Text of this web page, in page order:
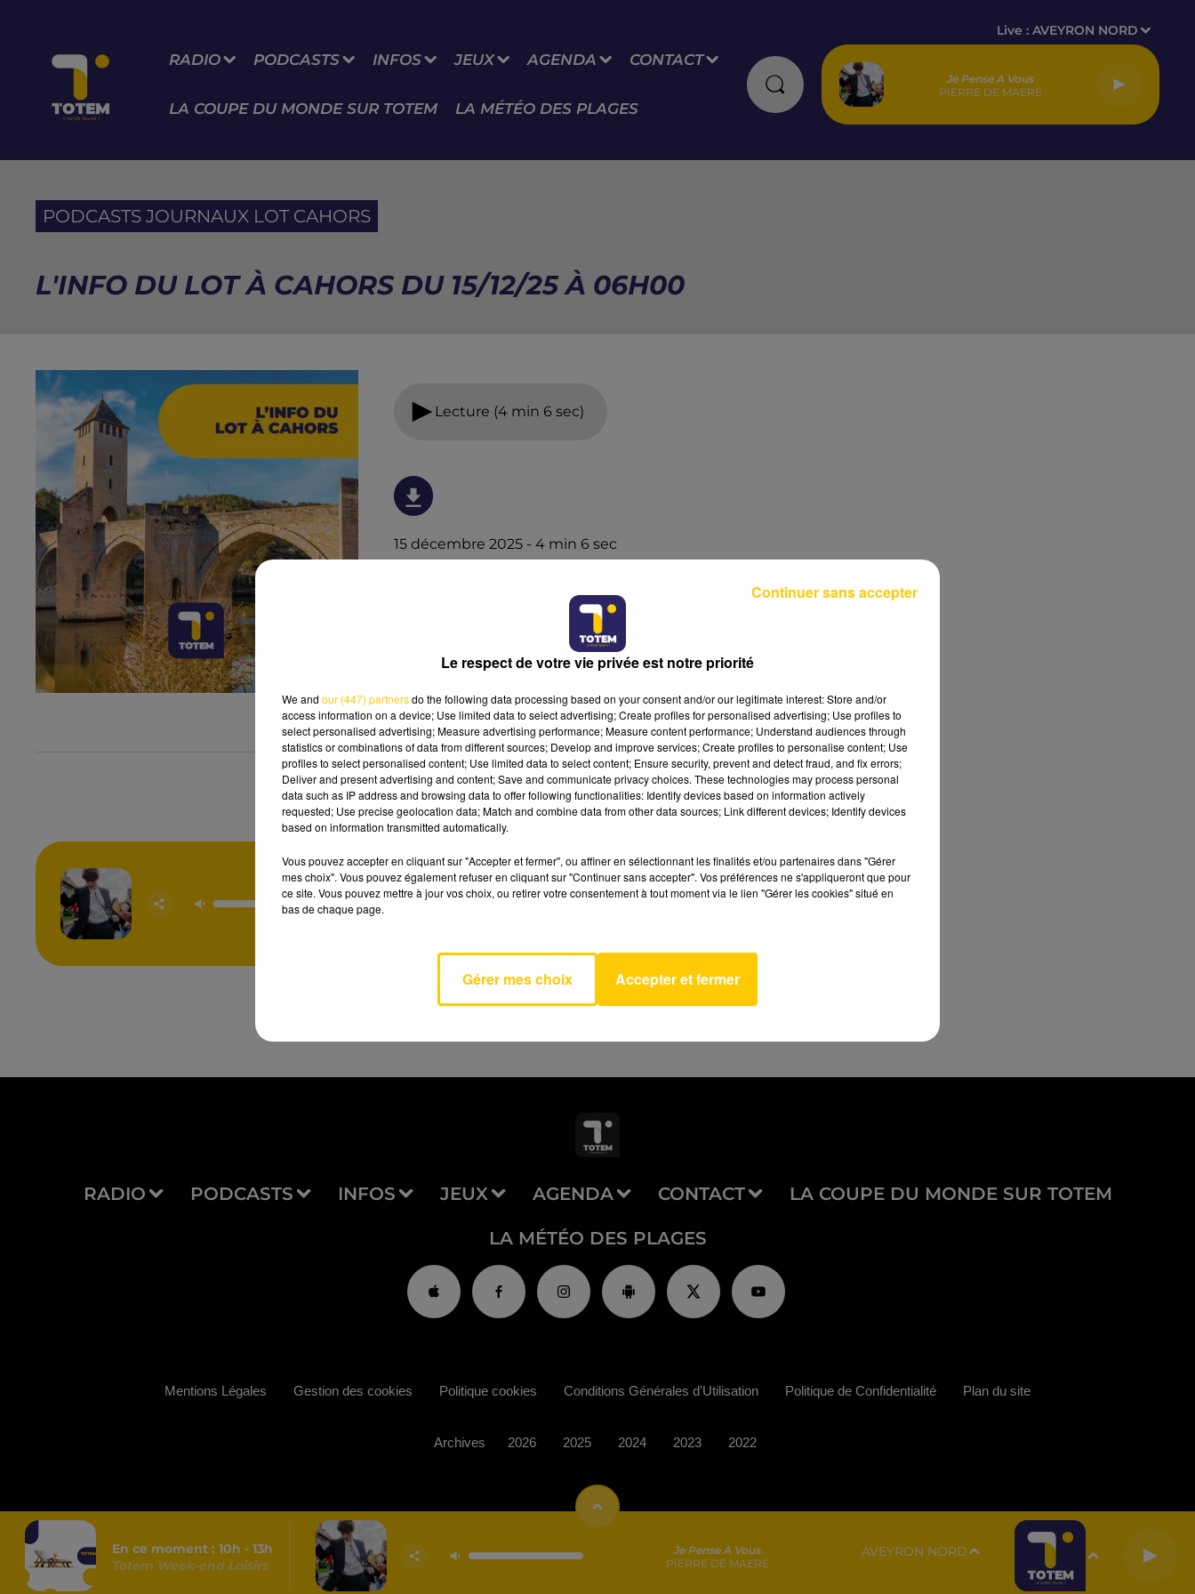
RADIO PODCASTS INFOS JEUX AGENDA CONTACT
LA COUPE DU MONDE SUR TOTEM LA MÉTÉO DES PLAGES
Live :AVEYRON NORD
Je Pense A Vous
PIERRE DE MAERE
PODCASTS JOURNAUX LOT CAHORS
L'INFO DU LOT À CAHORS DU 15/12/25 À 06H00
Lecture (4 min 6 sec)
15 décembre 2025 - 4 min 6 sec
Je Pense A Vous
PIERRE DE
MAERE
AVEYRON NORD
RADIO PODCASTS INFOS JEUX AGENDA CONTACT LA COUPE DU MONDE SUR TOTEM
LA MÉTÉO DES PLAGES
En ce moment : 10h - 13h
Totem Week-end Loisirs
Je Pense A Vous
PIERRE DE MAERE
AVEYRON NORD
Mentions Légales Gestion des cookies Politique cookies Conditions Générales d'Utilisation Politique de Confidentialité Plan du site
Archives 2026 2025 2024 2023 2022
Le respect de votre vie privée est notre priorité
We and our (447) partnersdo the following data processing based on your consent and/or our legitimate interest: Store and/or
access information on a device; Use limited data to select advertising; Create profiles for personalised advertising; Use profiles to
select personalised advertising; Measure advertising performance; Measure content performance; Understand audiences through
statistics or combinations of data from different sources; Develop and improve services; Create profiles to personalise content; Use
profiles to select personalised content; Use limited data to select content; Ensure security, prevent and detect fraud, and fix errors;
Deliver and present advertising and content; Save and communicate privacy choices. These technologies may process personal
data such as IP address and browsing data to offer following functionalities: Identify devices based on information actively
requested; Use precise geolocation data; Match and combine data from other data sources; Link different devices; Identify devices
based on information transmitted automatically.
Vous pouvez accepter en cliquant sur "Accepter et fermer", ou affiner en sélectionnant les finalités et/ou partenaires dans "Gérer
mes choix". Vous pouvez également refuser en cliquant sur "Continuer sans accepter". Vos préférences ne s'appliqueront que pour
ce site. Vous pouvez mettre à jour vos choix, ou retirer votre consentement à tout moment via le lien "Gérer les cookies" situé en
bas de chaque page.
Gérer mes choix Accepter et fermer
Continuer sans accepter